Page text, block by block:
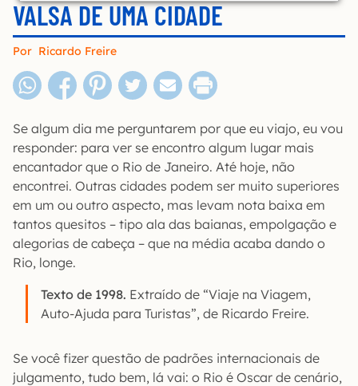
VALSA DE UMA CIDADE
Por Ricardo Freire
Se algum dia me perguntarem por que eu viajo, eu vou
responder: para ver se encontro algum lugar mais
encantador que o Rio de Janeiro. Até hoje, não
encontrei. Outras cidades podem ser muito superiores
em um ou outro aspecto, mas levam nota baixa em
tantos quesitos – tipo ala das baianas, empolgação e
alegorias de cabeça – que na média acaba dando o
Rio, longe.
Texto de 1998. Extraído de “Viaje na Viagem,
Auto-Ajuda para Turistas”, de Ricardo Freire.
Se você fizer questão de padrões internacionais de
julgamento, tudo bem, lá vai: o Rio é Oscar de cenário,